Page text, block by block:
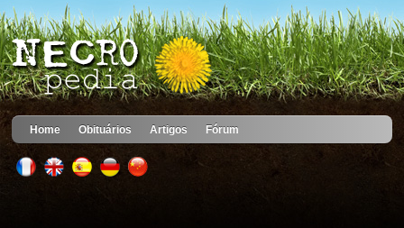
Home Obituários Artigos Fórum